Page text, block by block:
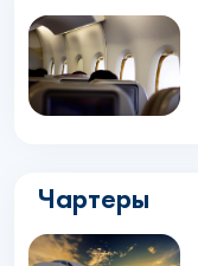
Чартеры